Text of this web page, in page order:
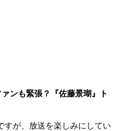
ンも緊張？『佐藤景瑚』ト
すが、放送を楽しみにしてい